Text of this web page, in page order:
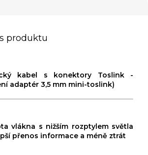
produktu
kabel s konektory Toslink -
adaptér 3,5 mm mini-toslink)
vlákna s nižším rozptylem světla
přenos informace a méně ztrát